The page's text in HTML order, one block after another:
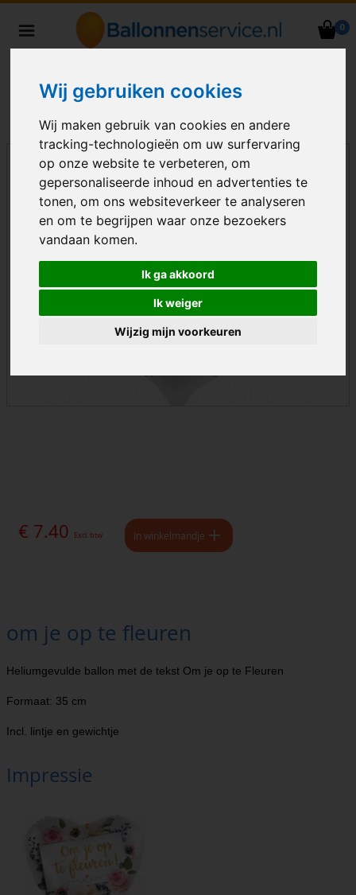
Wij gebruiken cookies
Wij maken gebruik van cookies en andere
tracking-technologieën om uw surfervaring
op onze website te verbeteren, om
gepersonaliseerde inhoud en advertenties te
tonen, om ons websiteverkeer te analyseren
en om te begrijpen waar onze bezoekers
vandaan komen.
Ik ga akkoord
Ik weiger
Wijzig mijn voorkeuren
0
Nederland
€ 7.40 Excl. btw In winkelmandje
om je op te fleuren
Heliumgevulde ballon met de tekst Om je op te Fleuren
Formaat: 35 cm
Incl. lintje en gewichtje
Impressie